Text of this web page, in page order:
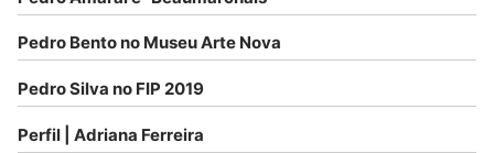
Pedro Bento no Museu Arte Nova
Pedro Silva no FIP 2019
Perfil | Adriana Ferreira